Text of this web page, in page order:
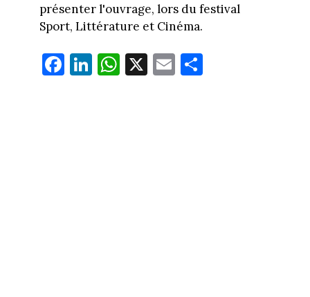
présenter l'ouvrage, lors du festival
Sport, Littérature et Cinéma.
Fa
ce
Li
nk
W
ha
X E
m
Pa